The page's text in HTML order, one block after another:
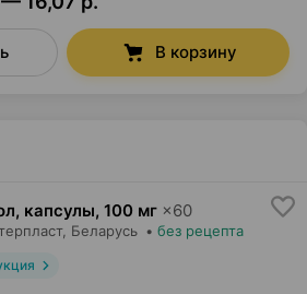
В корзину
капсулы, 100 мг ×60
, Беларусь • без рецепта